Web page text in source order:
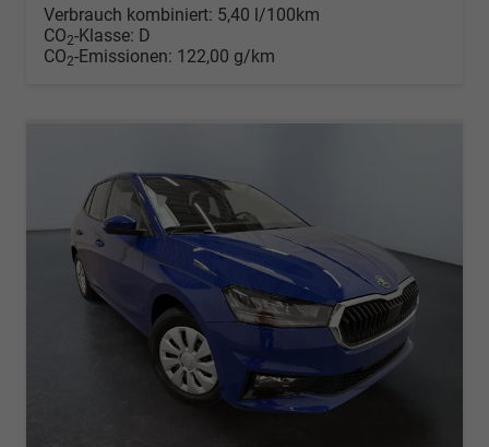
Verbrauch kombiniert: 5,40 l/100km
CO2-Klasse: D
CO2-Emissionen: 122,00 g/km